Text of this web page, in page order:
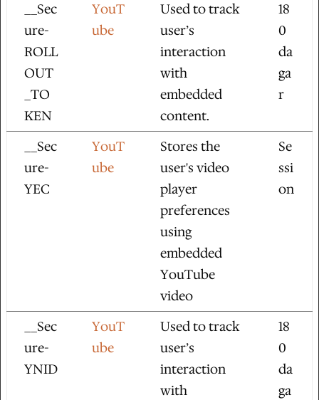
__Sec
ure-
ROLL
OUT
_TO
KEN
YouT
ube
Used to track
user’s
interaction
with
embedded
content.
18
0
da
ga
r
__Sec
ure-
YEC
YouT
ube
Stores the
user's video
player
preferences
using
embedded
YouTube
video
Se
ssi
on
__Sec
ure-
YNID
YouT
ube
Used to track
user’s
interaction
with
18
0
da
ga